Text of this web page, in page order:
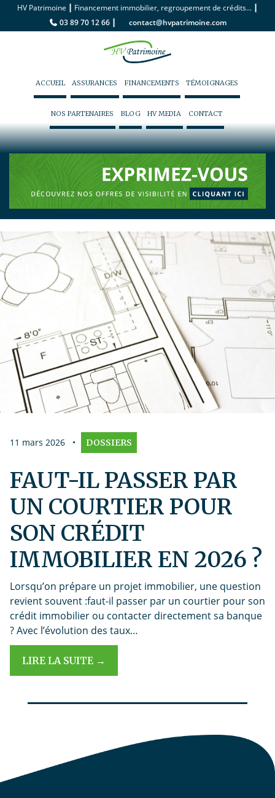
HV Patrimoine | Financement immobilier, regroupement de crédits... |
03 89 70 12 66 | contact@hvpatrimoine.com
ACCUEIL ASSURANCES FINANCEMENTS TÉMOIGNAGES
NOS PARTENAIRES BLOG HV MEDIA CONTACT
11 mars 2026 • DOSSIERS
FAUT-IL PASSER PAR
UN COURTIER POUR
SON CRÉDIT
IMMOBILIER EN 2026 ?
Lorsqu’on prépare un projet immobilier, une question
revient souvent :faut-il passer par un courtier pour son
crédit immobilier ou contacter directement sa banque
? Avec l’évolution des taux…
LIRE LA SUITE →